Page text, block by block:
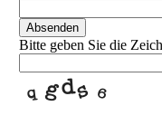
Absenden
Bitte geben Sie die